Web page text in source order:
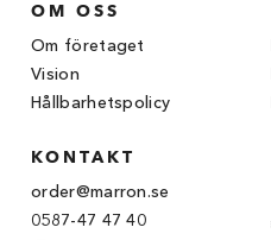
Nora Chokladskola
Original Beans
Webbutiken MARRON drivs av Marron
© 2026. Alla rättigheter reserverade.
OM OSS
Om företaget
Vision
Hållbarhetspolicy
KONTAKT
order@marron.se
0587-47 47 40